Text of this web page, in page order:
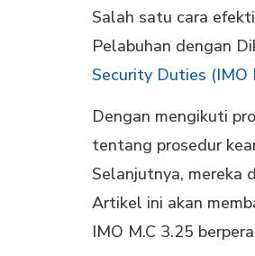
Salah satu cara
Pelabuhan dengan
Security Duties (IMO
Dengan mengikuti
tentang prosedur
Selanjutnya, mereka
Artikel ini akan
IMO M.C 3.25